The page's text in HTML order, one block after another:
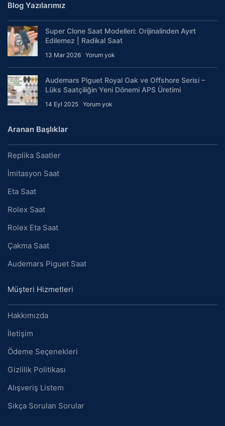
Blog Yazılarımız
Super Clone Saat Modelleri: Orijinalinden Ayırt
Edilemez | Radikal Saat
13 Mar 2026 Yorum yok
Audemars Piguet Royal Oak ve Offshore Serisi –
Lüks Saatçiliğin Yeni Dönemi APS Üretimi
14 Eyl 2025 Yorum yok
Aranan Başlıklar
Replika Saatler
İmitasyon Saat
Eta Saat
Rolex Saat
Rolex Eta Saat
Çakma Saat
Audemars Piguet Saat
Müşteri Hizmetleri
Hakkımızda
İletişim
Ödeme Seçenekleri
Gizlilik Politikası
Alışveriş Listem
Sıkça Sorulan Sorular